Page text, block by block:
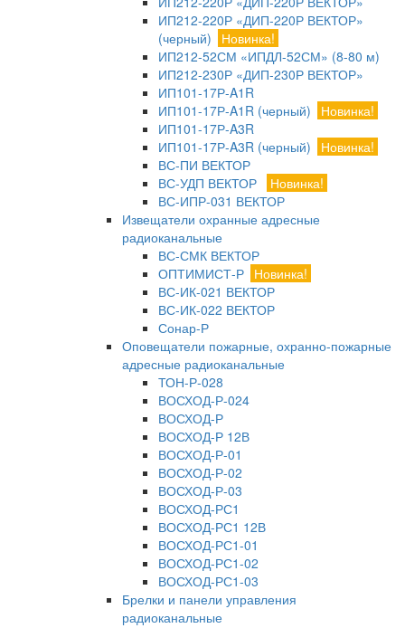
ИП212-220Р «ДИП-220Р ВЕКТОР»
(черный)
Новинка!
ИП212-52СМ «ИПДЛ-52СМ» (8-80 м)
ИП212-230Р «ДИП-230Р ВЕКТОР»
ИП101-17Р-A1R
ИП101-17Р-A1R (черный)
Новинка!
ИП101-17Р-A3R
ИП101-17Р-A3R (черный)
Новинка!
ВС-ПИ ВЕКТОР
ВС-УДП ВЕКТОР
Новинка!
ВС-ИПР-031 ВЕКТОР
Извещатели охранные адресные
радиоканальные
ВС-СМК ВЕКТОР
ОПТИМИСТ-Р Новинка!
ВС-ИК-021 ВЕКТОР
ВС-ИК-022 ВЕКТОР
Сонар-Р
Оповещатели пожарные, охранно-пожарные
адресные радиоканальные
ТОН-Р-028
ВОСХОД-Р-024
ВОСХОД-Р
ВОСХОД-Р 12В
ВОСХОД-Р-01
ВОСХОД-Р-02
ВОСХОД-Р-03
ВОСХОД-РС1
ВОСХОД-РС1 12В
ВОСХОД-РС1-01
ВОСХОД-РС1-02
ВОСХОД-РС1-03
Брелки и панели управления
радиоканальные